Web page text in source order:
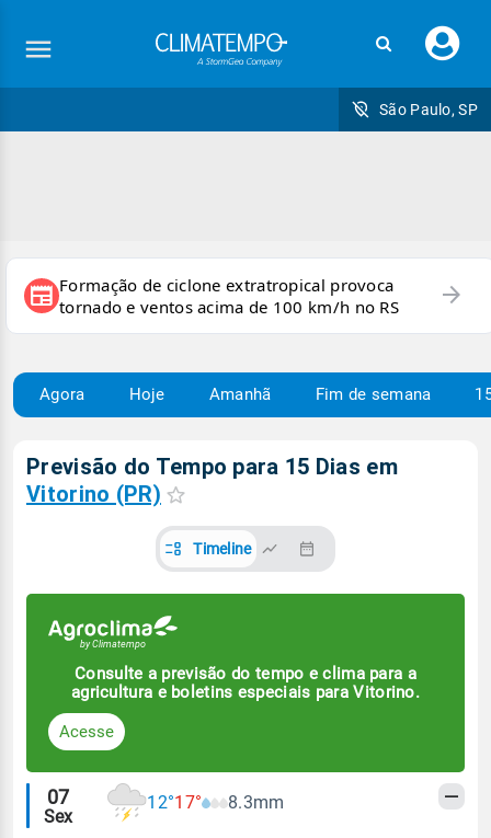
seu
São Paulo, SP
newspaper Formação de ciclone extratropical provoca
tornado e ventos acima de 100 km/h no RS
arrow_forward
Agora Hoje Amanhã Fim de semana
Previsão do Tempo para 15 Dias em
Vitorino (PR)
Timeline
Consulte a previsão do tempo e clima para a
agricultura e boletins especiais para Vitorino.
Acesse
Alertas
meteorológicos
07
Sex
12°17° 8.3mm